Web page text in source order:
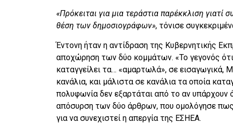
«Πρόκειται για μια τεράστια παρέκκλιση
θέση των δημοσιογράφων», τόνισε
Έντονη ήταν η αντίδραση της Κυβερνητικής
αποχώρηση των δύο κομμάτων. «Το γεγονός
καταγγείλει τα… «αμαρτωλά», σε
κανάλια, και μάλιστα σε κανάλια τα οποία
πολυφωνία δεν εξαρτάται από το αν
απόσυρση των δύο άρθρων, που ομολόγησε πως
για να συνεχιστεί η απεργία της ΕΣΗΕΑ.